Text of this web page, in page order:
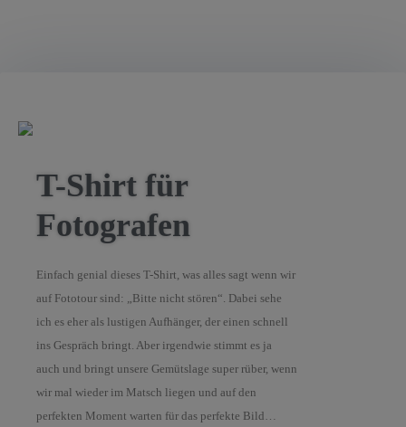
T-Shirt für
Fotografen
Einfach genial dieses T-Shirt, was alles sagt wenn wir
auf Fototour sind: „Bitte nicht stören“. Dabei sehe
ich es eher als lustigen Aufhänger, der einen schnell
ins Gespräch bringt. Aber irgendwie stimmt es ja
auch und bringt unsere Gemütslage super rüber, wenn
wir mal wieder im Matsch liegen und auf den
perfekten Moment warten für das perfekte Bild…